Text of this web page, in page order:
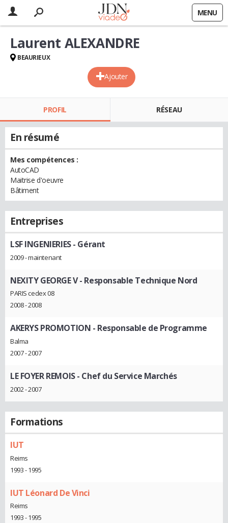
MENU
Ajouter
Laurent ALEXANDRE
BEAURIEUX
PROFIL RÉSEAU
En résumé
Mes compétences :
AutoCAD
Maitrise d'oeuvre
Bâtiment
Entreprises
LSF INGENIERIES- Gérant
2009 - maintenant
NEXITY GEORGE V- Responsable Technique Nord
PARIS cedex 08
2008 - 2008
AKERYS PROMOTION - Responsable de Programme
Balma
2007 - 2007
LE FOYER REMOIS- Chef du Service Marchés
2002 - 2007
Formations
IUT
Reims
1993 - 1995
IUT Léonard De Vinci
Reims
1993 - 1995